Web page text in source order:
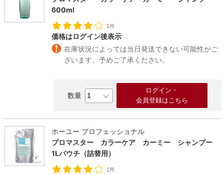
600ml
1件
価格はログイン後表示
在庫状況によっては当日発送できない可能性がご
ざいます。予めご了承ください。
ログイン・
会員登録はこちら
ホーユー プロフェッショナル
プロマスター カラーケア カーミー シャンプー
1Lパウチ（詰替用）
1件